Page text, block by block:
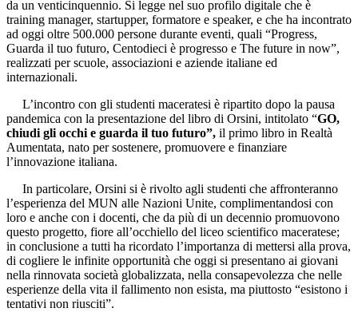
da un venticinquennio. Si legge nel suo profilo digitale che è
training manager, startupper, formatore e speaker, e che ha incontrato
ad oggi oltre 500.000 persone durante eventi, quali “Progress,
Guarda il tuo futuro, Centodieci è progresso e The future in now”,
realizzati per scuole, associazioni e aziende italiane ed
internazionali.
L’incontro con gli studenti maceratesi è ripartito dopo la pausa
pandemica con la presentazione del libro di Orsini, intitolato “GO,
chiudi gli occhi e guarda il tuo futuro”, il primo libro in Realtà
Aumentata, nato per sostenere, promuovere e finanziare
l’innovazione italiana.
In particolare, Orsini si è rivolto agli studenti che affronteranno
l’esperienza del MUN alle Nazioni Unite, complimentandosi con
loro e anche con i docenti, che da più di un decennio promuovono
questo progetto, fiore all’occhiello del liceo scientifico maceratese;
in conclusione a tutti ha ricordato l’importanza di mettersi alla prova,
di cogliere le infinite opportunità che oggi si presentano ai giovani
nella rinnovata società globalizzata, nella consapevolezza che nelle
esperienze della vita il fallimento non esista, ma piuttosto “esistono i
tentativi non riusciti”.